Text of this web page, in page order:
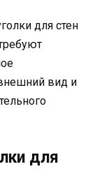
для стен
вид и
для